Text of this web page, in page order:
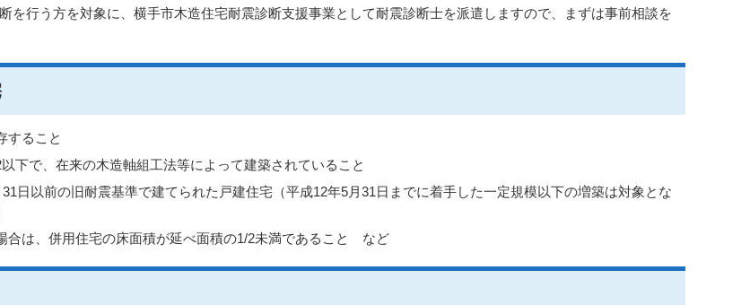
を行う方を対象に、横手市木造住宅耐震診断支援事業として耐震診断士を派遣しますので、まずは事前相談を
すること
下で、在来の木造軸組工法等によって建築されていること
日以前の旧耐震基準で建てられた戸建住宅（平成12年5月31日までに着手した一定規模以下の増築は対象とな
合は、併用住宅の床面積が延べ面積の1/2未満であること など